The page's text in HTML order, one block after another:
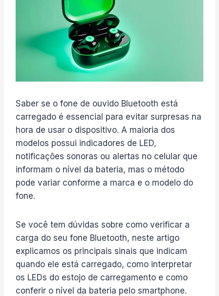
Saber se o fone de ouvido Bluetooth está
carregado é essencial para evitar surpresas na
hora de usar o dispositivo. A maioria dos
modelos possui indicadores de LED,
notificações sonoras ou alertas no celular que
informam o nível da bateria, mas o método
pode variar conforme a marca e o modelo do
fone.
Se você tem dúvidas sobre como verificar a
carga do seu fone Bluetooth, neste artigo
explicamos os principais sinais que indicam
quando ele está carregado, como interpretar
os LEDs do estojo de carregamento e como
conferir o nível da bateria pelo smartphone.